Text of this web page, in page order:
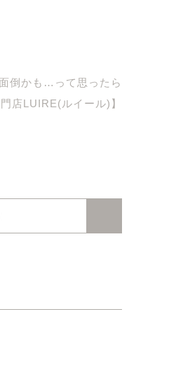
倒かも…って思ったら
店LUIRE(ルイール)】